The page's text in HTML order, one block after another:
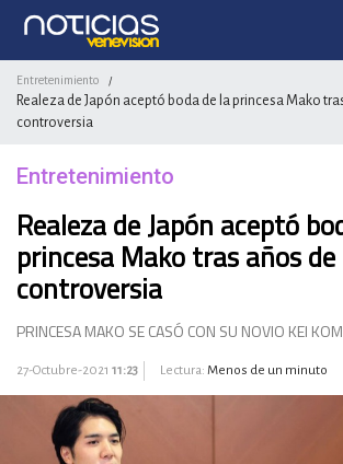
Entretenimiento /
Realeza de Japón aceptó boda de la princesa Mako
controversia
Entretenimiento
Realeza de Japón aceptó
princesa Mako tras años de
controversia
PRINCESA MAKO SE CASÓ CON SU NOVIO KEI
27-Octubre-2021 11:23 Lectura: Menos de un minuto